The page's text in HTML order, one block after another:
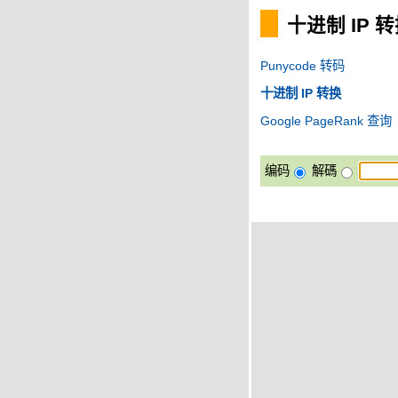
十进制 IP
Punycode 转码
十进制 IP 转换
Google PageRank 查询
编码 解碼